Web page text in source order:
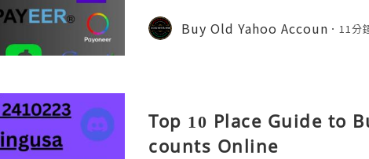
nication, branding, and marketing.
at has become one of the most
Buy Old Yahoo Accoun 11分
Top 10 Place Guide to
counts Online